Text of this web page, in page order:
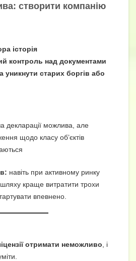
створити компанію
історія
контроль над документами
уникнути старих боргів або
декларації можлива, але
щодо класу об’єктів
навіть при активному ринку
шляху краще витратити трохи
впевнено.
отримати неможливо , і